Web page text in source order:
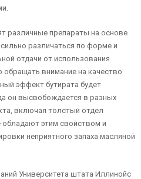
различные препараты на основе
различаться по форме и
отдачи от использования
внимание на качество
эффект бутирата будет
он высвобождается в разных
включая толстый отдел
этим свойством и
неприятного запаха масляной
Университета штата Иллинойс